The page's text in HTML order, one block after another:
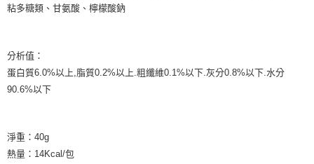
ATM／網路銀行／等多元方式進行付款，方視為交易完成。
※ 交易是否成功請以「AFTEE先享後付 」之結帳頁面顯示為準，若有關於
是否繳費成功／繳費後需取消欲退款等相關疑問，請聯繫「AFTEE先享後付
易，需依本服務之必要範圍內提供個人資料，並將交易相關給付款項請求債
權轉讓予恩沛科技股份有限公司。
２．關於個人資料處理事宜，請瀏覽以下網址：
宅配運費
香港地區
粘多糖類、甘氨酸、檸檬酸鈉
分析值：
蛋白質6.0%以上,脂質0.2%以上.粗纖維0.1%以下.灰分0.8%以下.水分
90.6%以下
淨重：40g
熱量：14Kcal/包